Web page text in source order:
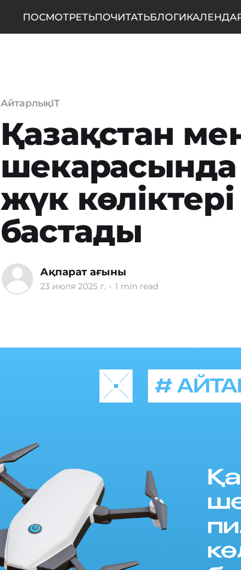
ПОСМОТРЕТЬПОЧИТАТЬБЛОГИ
АйтарлықIT
Қазақстан
жүк
бастады
Ақпарат ағыны
23 июля 2025 г. • 1 min read